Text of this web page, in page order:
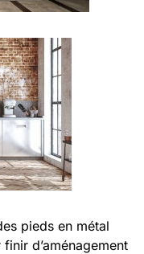
pieds en métal
d’aménagement